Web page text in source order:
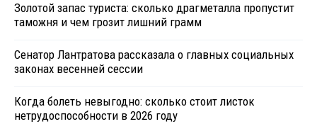
Золотой запас туриста: сколько драгметалла пропустит
таможня и чем грозит лишний грамм
Сенатор Лантратова рассказала о главных социальных
законах весенней сессии
Когда болеть невыгодно: сколько стоит листок
нетрудоспособности в 2026 году